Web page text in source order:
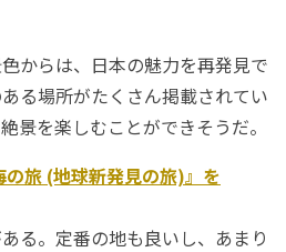
からは、日本の魅力を再発見で
る場所がたくさん掲載されてい
景を楽しむことができそうだ。
の旅 (地球新発見の旅)』を
る。定番の地も良いし、あまり